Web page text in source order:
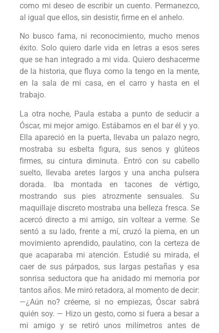
como mi deseo de escribir un cuento. Permanezco,
al igual que ellos, sin desistir, firme en el anhelo.
No busco fama, ni reconocimiento, mucho menos
éxito. Solo quiero darle vida en letras a esos seres
que se han integrado a mi vida. Quiero deshacerme
de la historia, que fluya como la tengo en la mente,
en la sala de mi casa, en el carro y hasta en el
trabajo.
La otra noche, Paula estaba a punto de seducir a
Óscar, mi mejor amigo. Estábamos en el bar él y yo.
Ella apareció en la puerta, llevaba un palazo negro,
mostraba su esbelta figura, sus senos y glúteos
firmes, su cintura diminuta. Entró con su cabello
suelto, llevaba aretes largos y una ancha pulsera
dorada. Iba montada en tacones de vértigo,
mostrando sus pies atrozmente sensuales. Su
maquillaje discreto mostraba una belleza fresca. Se
acercó directo a mi amigo, sin voltear a verme. Se
sentó a su lado, frente a mí, cruzó la pierna, en un
movimiento aprendido, paulatino, con la certeza de
que acaparaba mi atención. Estudié su mirada, el
caer de sus párpados, sus largas pestañas y esa
sonrisa seductora que ha anidado mi memoria por
tantos años. Me miró retadora, al momento de decir:
—¿Aún no? créeme, si no empiezas, Óscar sabrá
quién soy. — Hizo un gesto, como si fuera a besar a
mi amigo y se retiró unos milímetros antes de